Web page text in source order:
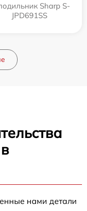
Sharp S-
JPD691SS
нами детали